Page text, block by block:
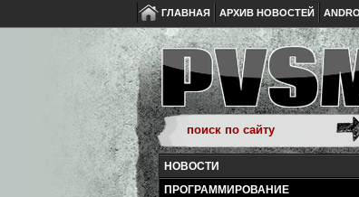
ГЛАВНАЯ АРХИВ НОВОСТЕЙ
НОВОСТИ
ПРОГРАММИРОВАНИЕ